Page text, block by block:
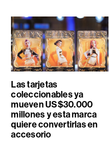
Las tarjetas
coleccionables ya
mueven US$30.000
millones y esta marca
quiere convertirlas en
accesorio